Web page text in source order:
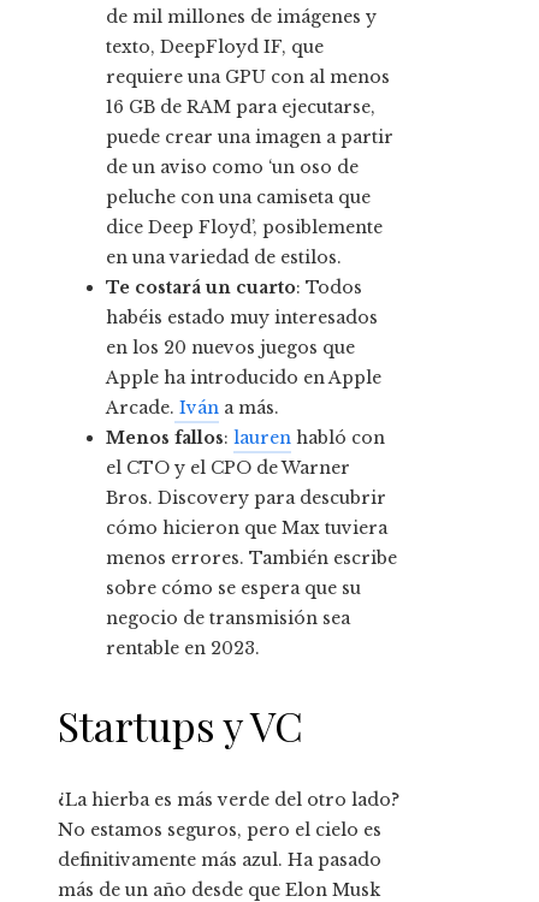
de mil millones de imágenes y
texto, DeepFloyd IF, que
requiere una GPU con al menos
16 GB de RAM para ejecutarse,
puede crear una imagen a partir
de un aviso como ‘un oso de
peluche con una camiseta que
dice Deep Floyd’, posiblemente
en una variedad de estilos.
Te costará un cuarto: Todos
habéis estado muy interesados ​​
en los 20 nuevos juegos que
Apple ha introducido en Apple
Arcade. Iván a más.
Menos fallos: lauren habló con
el CTO y el CPO de Warner
Bros. Discovery para descubrir
cómo hicieron que Max tuviera
menos errores. También escribe
sobre cómo se espera que su
negocio de transmisión sea
rentable en 2023.
Startups y VC
¿La hierba es más verde del otro lado?
No estamos seguros, pero el cielo es
definitivamente más azul. Ha pasado
más de un año desde que Elon Musk